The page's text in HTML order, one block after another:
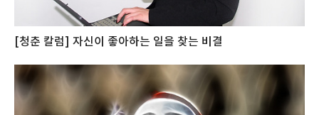
[청춘 칼럼] 자신이 좋아하는 일을 찾는 비결